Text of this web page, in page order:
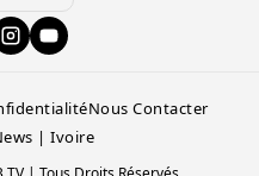
Nous Contacter
| Ivoire